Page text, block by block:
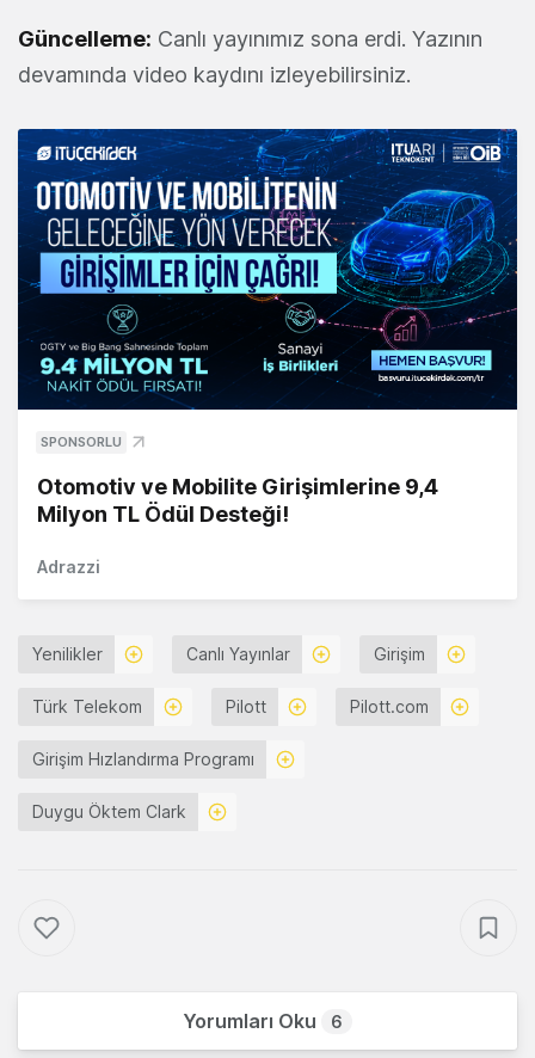
Güncelleme: Canlı yayınımız sona erdi. Yazının
devamında video kaydını izleyebilirsiniz.
SPONSORLU
Otomotiv ve Mobilite Girişimlerine 9,4
Milyon TL Ödül Desteği!
Adrazzi
Yenilikler Canlı Yayınlar Girişim
Türk Telekom Pilott Pilott.com
Girişim Hızlandırma Programı
Duygu Öktem Clark
Yorumları Oku 6